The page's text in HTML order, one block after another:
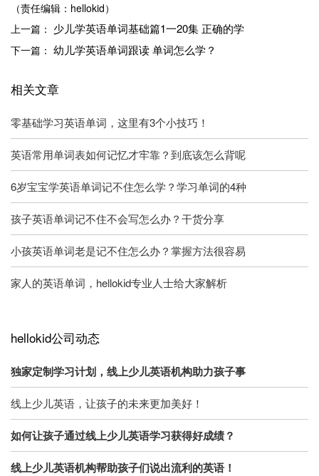
（责任编辑：hellokid）
上一篇： 少儿学英语单词基础篇1一20集 正确的学
下一篇： 幼儿学英语单词跟读 单词怎么学？
相关文章
零基础学习英语单词，这里有3个小技巧！
英语常用单词表如何记忆才牢靠？到底该怎么背呢
6岁宝宝学英语单词记不住怎么学？学习单词的4种
孩子英语单词记不住不会写怎么办？干货分享
小孩英语单词老是记不住怎么办？掌握方法很容易
家人的英语单词，hellokid专业人士给大家解析
hellokid公司动态
独家定制学习计划，线上少儿英语机构助力孩子事
线上少儿英语，让孩子的未来更加美好！
如何让孩子通过线上少儿英语学习获得好成绩？
线上少儿英语机构帮助孩子们说出流利的英语！